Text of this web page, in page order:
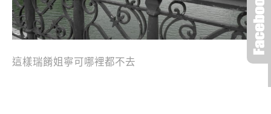
這樣瑞餚姐寧可哪裡都不去